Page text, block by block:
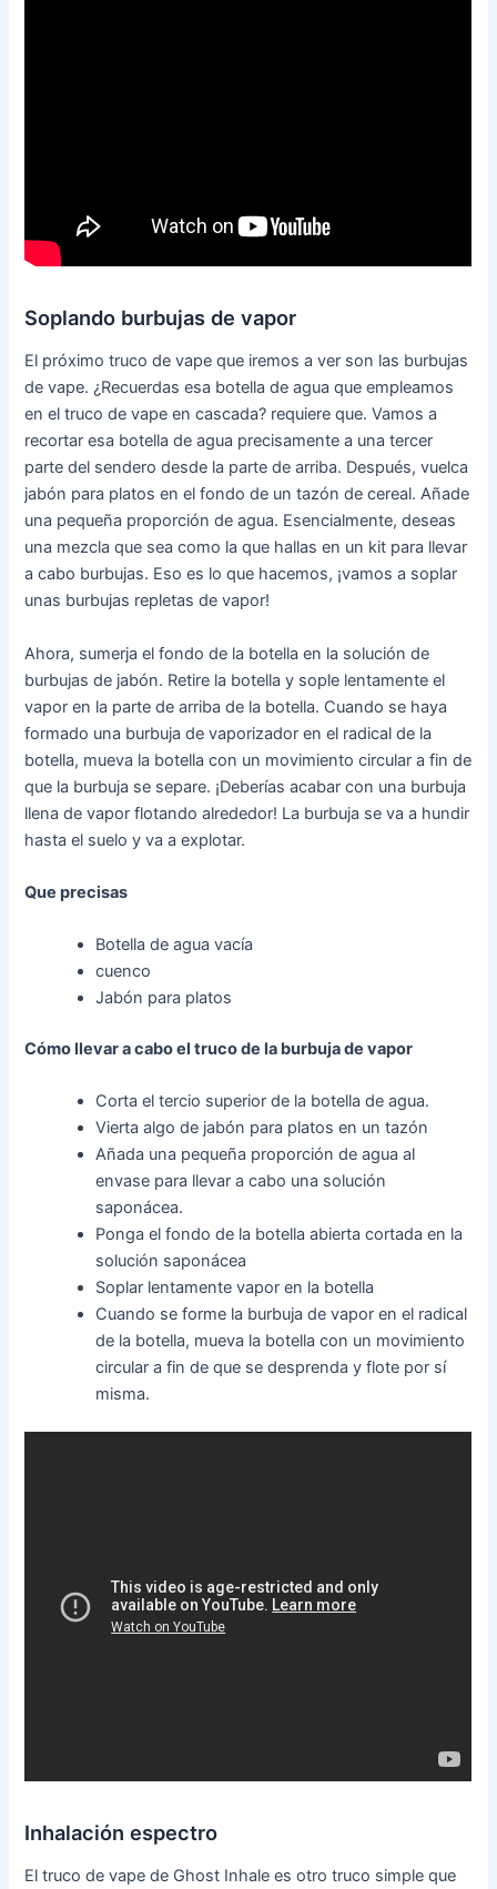
Soplando burbujas de vapor
El próximo truco de vape que iremos a ver son las burbujas
de vape. ¿Recuerdas esa botella de agua que empleamos
en el truco de vape en cascada? requiere que. Vamos a
recortar esa botella de agua precisamente a una tercer
parte del sendero desde la parte de arriba. Después, vuelca
jabón para platos en el fondo de un tazón de cereal. Añade
una pequeña proporción de agua. Esencialmente, deseas
una mezcla que sea como la que hallas en un kit para llevar
a cabo burbujas. Eso es lo que hacemos, ¡vamos a soplar
unas burbujas repletas de vapor!
Ahora, sumerja el fondo de la botella en la solución de
burbujas de jabón. Retire la botella y sople lentamente el
vapor en la parte de arriba de la botella. Cuando se haya
formado una burbuja de vaporizador en el radical de la
botella, mueva la botella con un movimiento circular a fin de
que la burbuja se separe. ¡Deberías acabar con una burbuja
llena de vapor flotando alrededor! La burbuja se va a hundir
hasta el suelo y va a explotar.
Que precisas
Botella de agua vacía
cuenco
Jabón para platos
Cómo llevar a cabo el truco de la burbuja de vapor
Corta el tercio superior de la botella de agua.
Vierta algo de jabón para platos en un tazón
Añada una pequeña proporción de agua al
envase para llevar a cabo una solución
saponácea.
Ponga el fondo de la botella abierta cortada en la
solución saponácea
Soplar lentamente vapor en la botella
Cuando se forme la burbuja de vapor en el radical
de la botella, mueva la botella con un movimiento
circular a fin de que se desprenda y flote por sí
misma.
Inhalación espectro
El truco de vape de Ghost Inhale es otro truco simple que